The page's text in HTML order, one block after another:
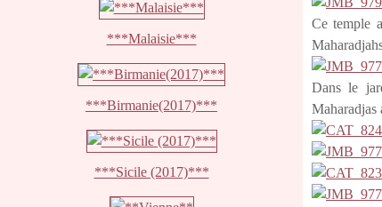
***Malaisie***
***Birmanie(2017)***
***Sicile (2017)***
Ce temple
Dans le
Maharadjas